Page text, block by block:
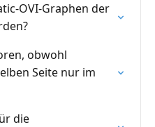
OVI-Graphen der
obwohl
Seite nur im
die